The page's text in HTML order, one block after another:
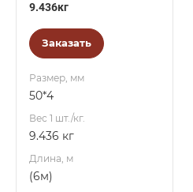
9.436кг
Заказать
Размер, мм
50*4
Вес 1 шт./кг.
9.436 кг
Длина, м
(6м)